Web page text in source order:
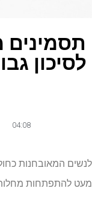
תסמינים
לסיכון
04:08
לנשים המאובחנות
מעט להתפתחות